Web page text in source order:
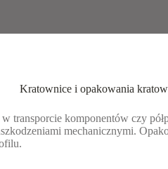
Kratownice i opakowania
transporcie komponentów czy
mechanicznymi.